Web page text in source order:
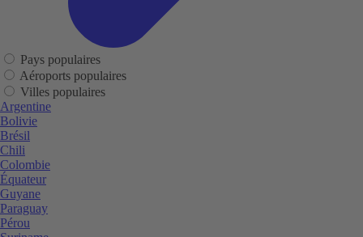
Pays populaires
Aéroports populaires
Villes populaires
Argentine
Bolivie
Brésil
Chili
Colombie
Équateur
Guyane
Paraguay
Pérou